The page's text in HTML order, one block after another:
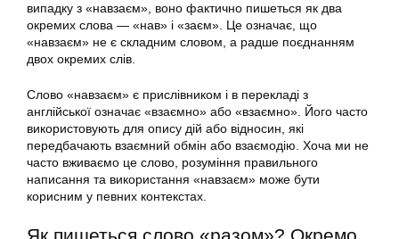
випадку з «навзаєм», воно фактично пишеться як два
окремих слова — «нав» і «заєм». Це означає, що
«навзаєм» не є складним словом, а радше поєднанням
двох окремих слів.
Слово «навзаєм» є прислівником і в перекладі з
англійської означає «взаємно» або «взаємно». Його часто
використовують для опису дій або відносин, які
передбачають взаємний обмін або взаємодію. Хоча ми не
часто вживаємо це слово, розуміння правильного
написання та використання «навзаєм» може бути
корисним у певних контекстах.